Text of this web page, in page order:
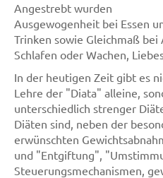
Angestrebt wurden
Ausgewogenheit bei Essen
Trinken sowie Gleichmaß
Schlafen oder Wachen,
In der heutigen Zeit gibt es
Lehre der "Diata" alleine,
unterschiedlich strenger
Diäten sind, neben der
erwünschten
und "Entgiftung",
Steuerungsmechanismen,